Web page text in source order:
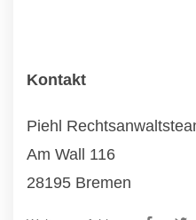
Kontakt
Piehl
Am Wall 116
28195 Bremen